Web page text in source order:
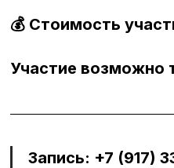
💰 Стоимость
Участие возможно
Запись: +7 (917)